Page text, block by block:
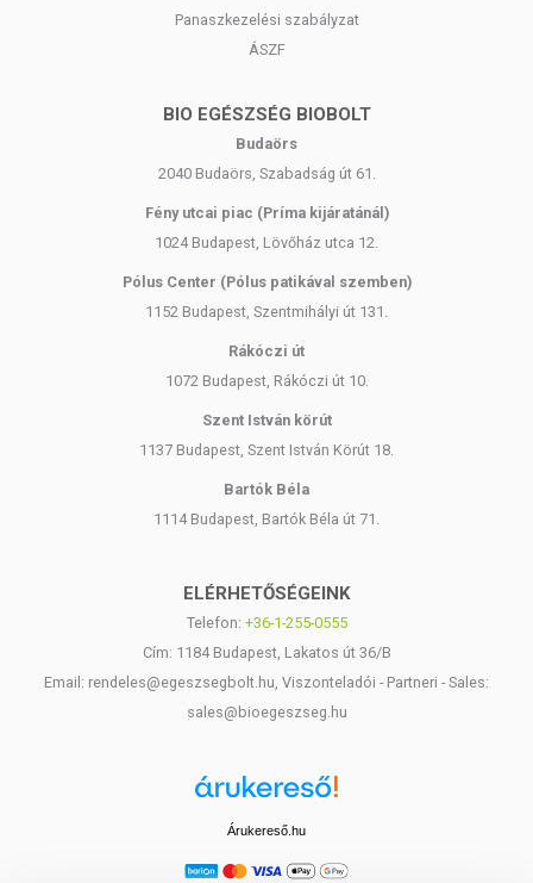
Panaszkezelési szabályzat
ÁSZF
BIO EGÉSZSÉG BIOBOLT
Budaörs
2040 Budaörs, Szabadság út 61.
Fény utcai piac (Príma kijáratánál)
1024 Budapest, Lövőház utca 12.
Pólus Center (Pólus patikával szemben)
1152 Budapest, Szentmihályi út 131.
Rákóczi út
1072 Budapest, Rákóczi út 10.
Szent István körút
1137 Budapest, Szent István Körút 18.
Bartók Béla
1114 Budapest, Bartók Béla út 71.
ELÉRHETŐSÉGEINK
Telefon: +36-1-255-0555
Cím: 1184 Budapest, Lakatos út 36/B
Email: rendeles@egeszsegbolt.hu, Viszonteladói - Partneri - Sales:
sales@bioegeszseg.hu
Árukereső.hu